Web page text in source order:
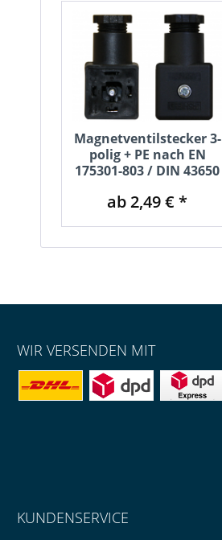
Magnetventilstecker 3-
polig + PE nach EN
175301-803 / DIN 43650
ab 2,49 € *
WIR VERSENDEN MIT
KUNDENSERVICE